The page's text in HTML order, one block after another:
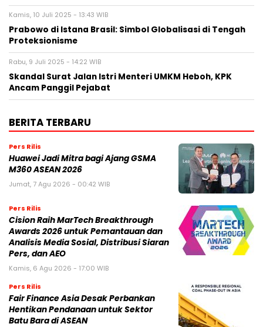
Kamis, 10 Juli 2025 - 13:43 WIB
Prabowo di Istana Brasil: Simbol Globalisasi di Tengah
Proteksionisme
Rabu, 9 Juli 2025 - 14:22 WIB
Skandal Surat Jalan Istri Menteri UMKM Heboh, KPK
Ancam Panggil Pejabat
BERITA TERBARU
Pers Rilis
Huawei Jadi Mitra bagi Ajang GSMA
M360 ASEAN 2026
Jumat, 7 Agu 2026 - 00:42 WIB
Pers Rilis
Cision Raih MarTech Breakthrough
Awards 2026 untuk Pemantauan dan
Analisis Media Sosial, Distribusi Siaran
Pers, dan AEO
Kamis, 6 Agu 2026 - 17:00 WIB
Pers Rilis
Fair Finance Asia Desak Perbankan
Hentikan Pendanaan untuk Sektor
Batu Bara di ASEAN